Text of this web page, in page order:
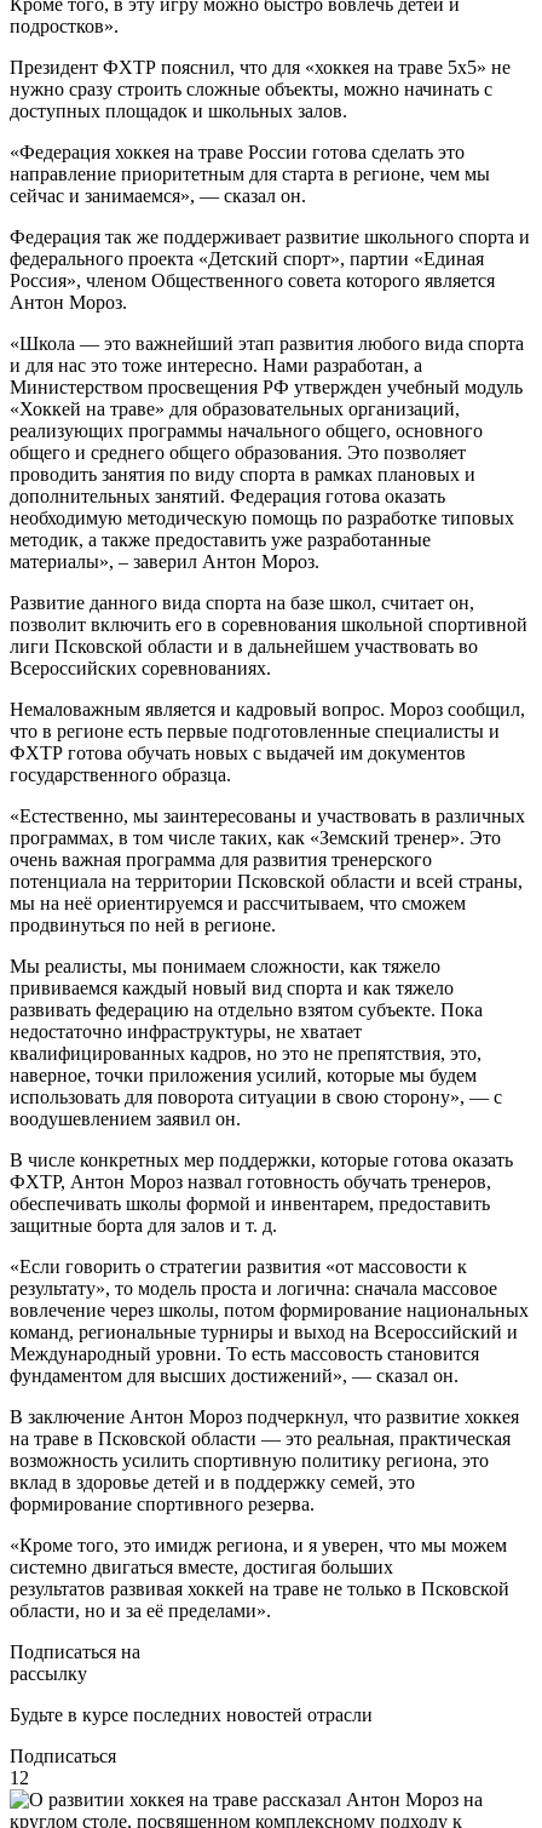
подростков».
Президент ФХТР пояснил, что для «хоккея на траве 5х5» не
нужно сразу строить сложные объекты, можно начинать с
доступных площадок и школьных залов.
«Федерация хоккея на траве России готова сделать это
направление приоритетным для старта в регионе, чем мы
сейчас и занимаемся», — сказал он.
Федерация так же поддерживает развитие школьного спорта и
федерального проекта «Детский спорт», партии «Единая
Россия», членом Общественного совета которого является
Антон Мороз.
«Школа — это важнейший этап развития любого вида спорта
и для нас это тоже интересно. Нами разработан, а
Министерством просвещения РФ утвержден учебный модуль
«Хоккей на траве» для образовательных организаций,
реализующих программы начального общего, основного
общего и среднего общего образования. Это позволяет
проводить занятия по виду спорта в рамках плановых и
дополнительных занятий. Федерация готова оказать
необходимую методическую помощь по разработке типовых
методик, а также предоставить уже разработанные
материалы», – заверил Антон Мороз.
Развитие данного вида спорта на базе школ, считает он,
позволит включить его в соревнования школьной спортивной
лиги Псковской области и в дальнейшем участвовать во
Всероссийских соревнованиях.
Немаловажным является и кадровый вопрос. Мороз сообщил,
что в регионе есть первые подготовленные специалисты и
ФХТР готова обучать новых с выдачей им документов
государственного образца.
«Естественно, мы заинтересованы и участвовать в различных
программах, в том числе таких, как «Земский тренер». Это
очень важная программа для развития тренерского
потенциала на территории Псковской области и всей страны,
мы на неё ориентируемся и рассчитываем, что сможем
продвинуться по ней в регионе.
Мы реалисты, мы понимаем сложности, как тяжело
прививаемся каждый новый вид спорта и как тяжело
развивать федерацию на отдельно взятом субъекте. Пока
недостаточно инфраструктуры, не хватает
квалифицированных кадров, но это не препятствия, это,
наверное, точки приложения усилий, которые мы будем
использовать для поворота ситуации в свою сторону», — с
воодушевлением заявил он.
В числе конкретных мер поддержки, которые готова оказать
ФХТР, Антон Мороз назвал готовность обучать тренеров,
обеспечивать школы формой и инвентарем, предоставить
защитные борта для залов и т. д.
«Если говорить о стратегии развития «от массовости к
результату», то модель проста и логична: сначала массовое
вовлечение через школы, потом формирование национальных
команд, региональные турниры и выход на Всероссийский и
Международный уровни. То есть массовость становится
фундаментом для высших достижений», — сказал он.
В заключение Антон Мороз подчеркнул, что развитие хоккея
на траве в Псковской области — это реальная, практическая
возможность усилить спортивную политику региона, это
вклад в здоровье детей и в поддержку семей, это
формирование спортивного резерва.
«Кроме того, это имидж региона, и я уверен, что мы можем
системно двигаться вместе, достигая больших
результатов развивая хоккей на траве не только в Псковской
области, но и за её пределами».
Подписаться на
рассылку
Будьте в курсе последних новостей отрасли
Подписаться
12